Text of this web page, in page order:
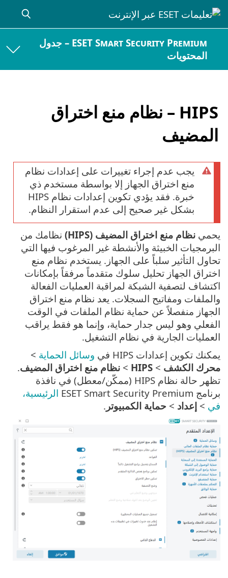
ESET Smart Security Premium – جدول
المحتويات
HIPS – نظام منع اختراق
المضيف
يجب عدم إجراء تغييرات على إعدادات نظام
منع اختراق الجهاز إلا بواسطة مستخدم ذي
خبرة. فقد يؤدي تكوين إعدادات نظام HIPS
بشكل غير صحيح إلى عدم استقرار النظام.
يحمي نظام منع اختراق المضيف (HIPS)
نظامك من
البرمجيات الخبيثة والأنشطة غير المرغوب فيها التي
تحاول التأثير سلباً على الجهاز. يستخدم نظام منع
اختراق الجهاز تحليل سلوك متقدماً مرفقاً بإمكانات
اكتشاف لتصفية الشبكة لمراقبة العمليات الفعالة
والملفات ومفاتيح السجلات. يعد نظام منع اختراق
الجهاز منفصلاً عن حماية نظام الملفات في الوقت
الفعلي وهو ليس جدار حماية، وإنما هو فقط يراقب
العمليات الجارية في نظام التشغيل.
يمكنك تكوين إعدادات HIPS في
وسائل الحماية >
محرك الكشف >
HIPS
> نظام منع اختراق المضيف.
تظهر حالة نظام HIPS (ممكّن/معطل) في نافذة
برنامج ESET Smart Security Premium
الرئيسية،
في > إعداد > حماية الكمبيوتر .